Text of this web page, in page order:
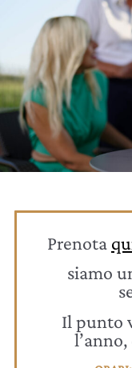
Prenota
siamo
Il punto